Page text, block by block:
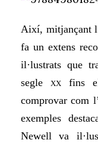
Així, mitjançant
fa un extens
il·lustrats que
segle
XXfins
comprovar com
exemples
Newell va